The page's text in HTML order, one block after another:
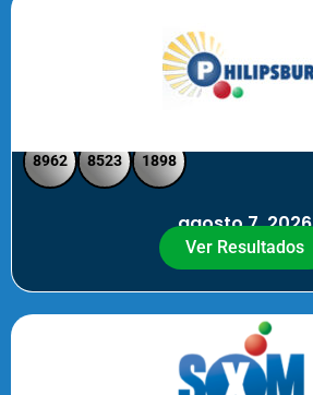
8962 8523 1898
agosto 7, 2026
Ver Resultados